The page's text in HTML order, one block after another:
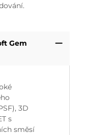
Gem
3D
s
směsí